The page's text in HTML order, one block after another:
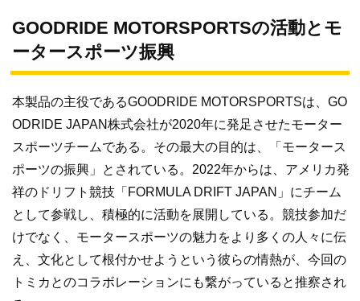
GOODRIDE MOTORSPORTSの活動とモ
ータースポーツ振興
本製品の主役であるGOODRIDE MOTORSPORTSは、GO
ODRIDE JAPAN株式会社が2020年に発足させたモーター
スポーツチームである。その最大の目的は、「モータース
ポーツの振興」とされている。2022年からは、アメリカ発
祥のドリフト競技「FORMULA DRIFT JAPAN」にチーム
として参戦し、積極的に活動を展開している。競技参加だ
けでなく、モータースポーツの魅力をより多くの人々に伝
え、文化として根付かせようという彼らの情熱が、今回の
トミカとのコラボレーションにも繋がっていると推察され